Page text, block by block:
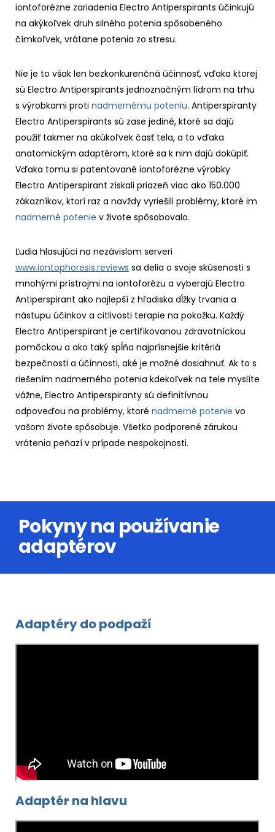
iontoforézne zariadenia Electro Antiperspirants účinkujú
na akýkoľvek druh silného potenia spôsobeného
čímkoľvek, vrátane potenia zo stresu.
Nie je to však len bezkonkurenčná účinnosť, vďaka ktorej
sú Electro Antiperspirants jednoznačným lídrom na trhu
s výrobkami proti nadmernému poteniu. Antiperspiranty
Electro Antiperspirants sú zase jediné, ktoré sa dajú
použiť takmer na akúkoľvek časť tela, a to vďaka
anatomickým adaptérom, ktoré sa k nim dajú dokúpiť.
Vďaka tomu si patentované iontoforézne výrobky
Electro Antiperspirant získali priazeň viac ako 150.000
zákazníkov, ktorí raz a navždy vyriešili problémy, ktoré im
nadmerné potenie v živote spôsobovalo.
Ľudia hlasujúci na nezávislom serveri
www.iontophoresis.reviews sa delia o svoje skúsenosti s
mnohými prístrojmi na iontoforézu a vyberajú Electro
Antiperspirant ako najlepší z hľadiska dĺžky trvania a
nástupu účinkov a citlivosti terapie na pokožku. Každý
Electro Antiperspirant je certifikovanou zdravotníckou
pomôckou a ako taký spĺňa najprísnejšie kritériá
bezpečnosti a účinnosti, aké je možné dosiahnuť. Ak to s
riešením nadmerného potenia kdekoľvek na tele myslíte
vážne, Electro Antiperspiranty sú definitívnou
odpoveďou na problémy, ktoré nadmerné potenie vo
vašom živote spôsobuje. Všetko podporené zárukou
vrátenia peňazí v prípade nespokojnosti.
Pokyny na používanie
adaptérov
Adaptéry do podpaží
Adaptér na hlavu